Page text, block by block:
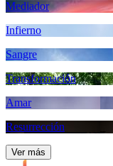
Mediador
Infierno
Sangre
Transformación
Amar
Resurrección
Ver más